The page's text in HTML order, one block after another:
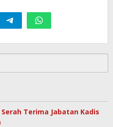
Terima Jabatan Kadis